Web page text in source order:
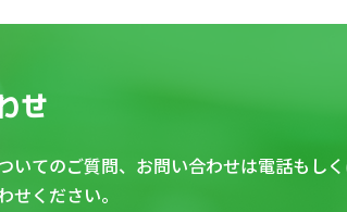
せ
いてのご質問、お問い合わせは電話もし
せください。